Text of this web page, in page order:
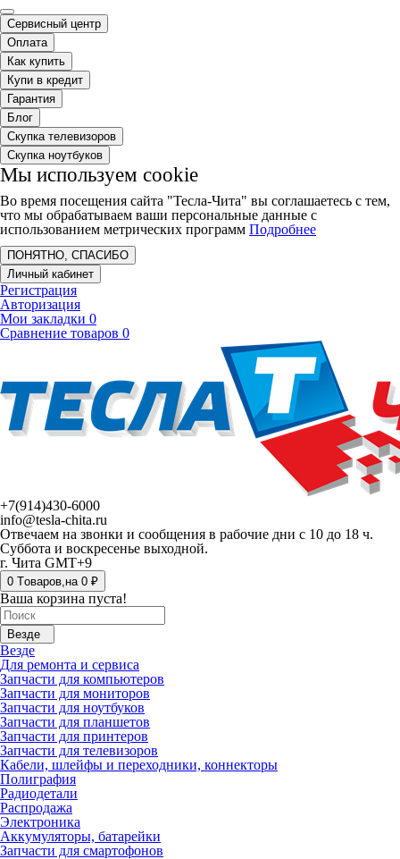
Сервисный центр
Оплата
Как купить
Купи в кредит
Гарантия
Блог
Скупка телевизоров
Скупка ноутбуков
Мы используем cookie
Во время посещения сайта "Тесла-Чита" вы соглашаетесь с тем,
что мы обрабатываем ваши персональные данные с
использованием метрических программ Подробнее
ПОНЯТНО, СПАСИБО
Личный кабинет
Регистрация
Авторизация
Мои закладки 0
Сравнение товаров 0
+7(914)430-6000
info@tesla-chita.ru
Отвечаем на звонки и сообщения в рабочие дни с 10 до 18 ч.
Суббота и воскресенье выходной.
г. Чита GMT+9
0 Tоваров,на 0 ₽
Ваша корзина пуста!
Везде
Везде
Для ремонта и сервиса
Запчасти для компьютеров
Запчасти для мониторов
Запчасти для ноутбуков
Запчасти для планшетов
Запчасти для принтеров
Запчасти для телевизоров
Кабели, шлейфы и переходники, коннекторы
Полиграфия
Радиодетали
Распродажа
Электроника
Аккумуляторы, батарейки
Запчасти для смартофонов